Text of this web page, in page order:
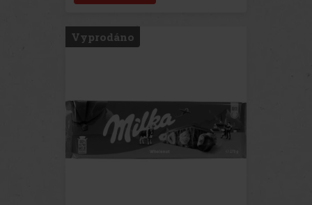
Vyprodáno